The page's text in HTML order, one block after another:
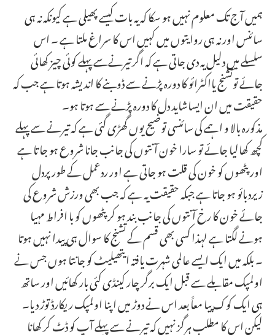
ہمیں آج تک معلوم نہیں ہو سکا کہ یہ بات کیسے پھیلی ہے کیونکہ نہ ہی
سائنس اور نہ ہی روایتوں میں کہیں اس کا سراغ ملتا ہے ۔ اس
سلسلے میں دلیل یہ دی جاتی ہے کہ اگر تیرنےسے پہلے کوئی چیز کھائی
جائے توتشنج یااکٹرائو کا دورہ پڑنے سے ڈوبنے کا اندیشہ ہوتا ہے جب کہ
حقیقت میں ان ایساشاید دل کا دورہ پڑنے سے ہوتا ہو۔
مذکورہ بالا و ا ہمے کی سائنسی توضیح یوں گھڑی گئی ہے کہ تیرنے سے پہلے
کچھ کھالیا جائے تو سارا خون آنتوں کی جانب جانا شروع ہو جا تا ہے
اور پٹھوں کو خون کی قلت ہو جاتی ہے اور ردعمل کے طور پردل
زیردبائو ہو جاتا ہے جبکہ حقیقت یہ ہے کہ جب بھی ورزش شروع کی
جائے خون کا رخ آنتوں کی جانب بند ہو کر پٹھوں کو با افراط مہیا
ہونے لگتا ہے لہذا کسی بھی قسم کے تشنج کا سوال ہی پیدا نہیں ہوتا
۔ بلکہ میں ایک ایسے عالمی شہرت یافتہ ایتھیلیٹ کو جانتا ہوں جس نے
اولمپک مقابلے سے قبل ایک برگر چار کینڈی کئی بار کھائیں اور ساتھ
ہی ایک کوک پیا معاََ بعد اس نے دوڑ میں ا پنا اولمپک ر یکارڈ توڑ دیا۔
لیکن اس کا مطلب ہرگز نہیں کہ تیرنے سے پہلے آپ کو ڈٹ کر کھانا